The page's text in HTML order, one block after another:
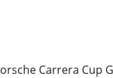
Carrera Cup